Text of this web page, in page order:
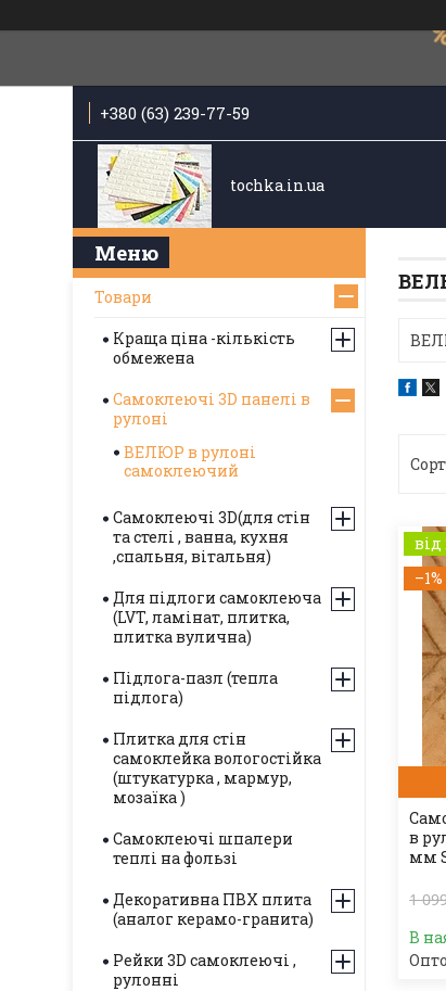
+380 (63) 239-77-59
tochka.in.ua
–1%
в
мм
1
В
Товари
Краща ціна -кількість
обмежена
Самоклеючі 3D панелі в
рулоні
ВЕЛЮР в рулоні
самоклеючий
Самоклеючі 3D(для стін
та стелі , ванна, кухня
,спальня, вітальня)
Для підлоги самоклеюча
(LVT, ламінат, плитка,
плитка вулична)
Підлога-пазл (тепла
підлога)
Плитка для стін
самоклейка вологостійка
(штукатурка , мармур,
мозаїка )
Самоклеючі шпалери
теплі на фользі
Декоративна ПВХ плита
(аналог керамо-гранита)
Рейки 3D самоклеючі ,
рулонні